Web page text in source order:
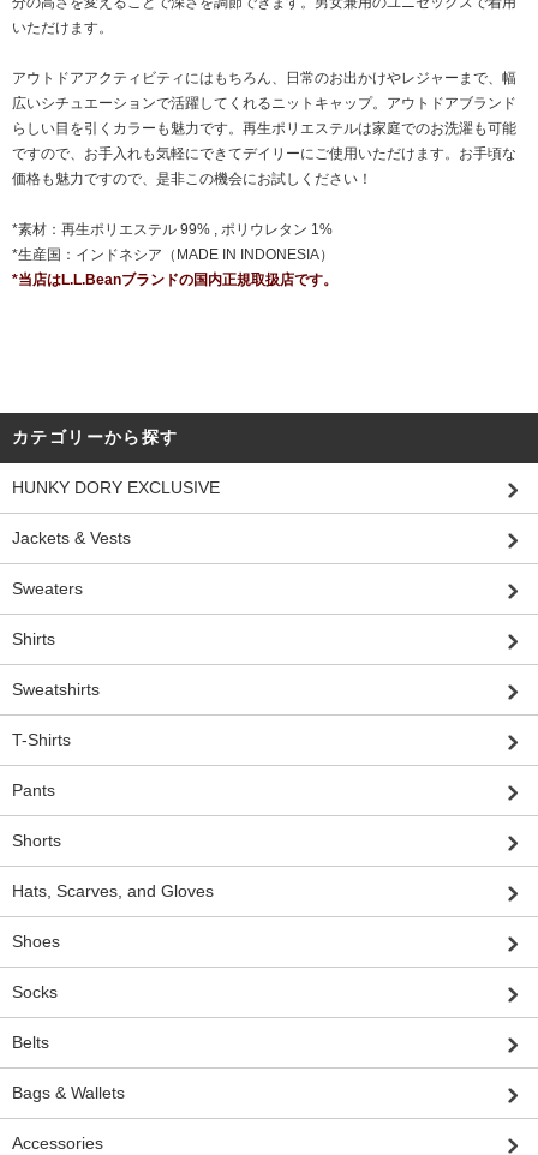
いただけます。
アウトドアアクティビティにはもちろん、日常のお出かけやレジャーまで、幅
広いシチュエーションで活躍してくれるニットキャップ。アウトドアブランド
らしい目を引くカラーも魅力です。再生ポリエステルは家庭でのお洗濯も可能
ですので、お手入れも気軽にできてデイリーにご使用いただけます。お手頃な
価格も魅力ですので、是非この機会にお試しください！
*素材：再生ポリエステル 99% , ポリウレタン 1%
*生産国：インドネシア（MADE IN INDONESIA）
*当店はL.L.Beanブランドの国内正規取扱店です。
カテゴリーから探す
HUNKY DORY EXCLUSIVE
Jackets & Vests
Sweaters
Shirts
Sweatshirts
T-Shirts
Pants
Shorts
Hats, Scarves, and Gloves
Shoes
Socks
Belts
Bags & Wallets
Accessories